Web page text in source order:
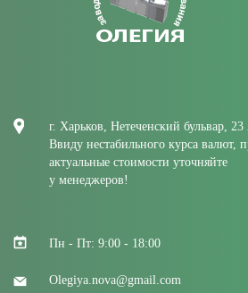
г. Харьков, Нетеченский бульвар,
Ввиду нестабильного курса валют,
актуальные стоимости уточняйте
у менеджеров!
Пн - Пт: 9:00 - 18:00
Olegiya.nova@gmail.com